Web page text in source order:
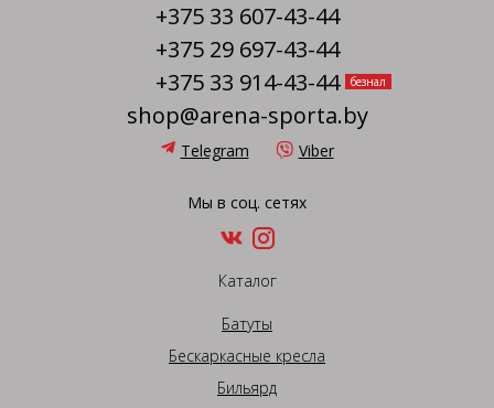
+375 33 607-43-44
+375 29 697-43-44
+375 33 914-43-44
безнал
shop@arena-sporta.by
Telegram Viber
Мы в соц. сетях
Каталог
Батуты
Бескаркасные кресла
Бильярд